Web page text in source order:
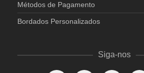
Métodos de Pagamento
Bordados Personalizados
Siga-nos